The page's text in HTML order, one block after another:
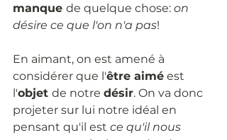
manque de quelque chose: on
désire ce que l'on n'a pas!
En aimant, on est amené à
considérer que l'être aimé est
l'objet de notre désir. On va donc
projeter sur lui notre idéal en
pensant qu'il est ce qu'il nous